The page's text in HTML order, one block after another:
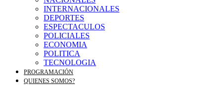
INTERNACIONALES
DEPORTES
ESPECTACULOS
POLICIALES
ECONOMIA
POLITICA
TECNOLOGIA
PROGRAMACIÓN
QUIENES SOMOS?